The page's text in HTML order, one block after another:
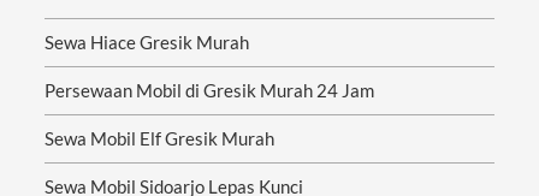
Sewa Hiace Gresik Murah
Persewaan Mobil di Gresik Murah 24 Jam
Sewa Mobil Elf Gresik Murah
Sewa Mobil Sidoarjo Lepas Kunci